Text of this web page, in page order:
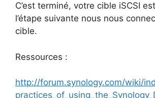
C’est terminé, votre cible iSCSI
l’étape suivante nous nous
cible.
Ressources :
http://forum.synology.com/wiki/